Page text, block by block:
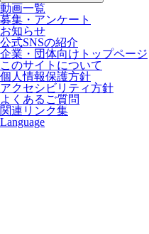
動画一覧
募集・アンケート
お知らせ
公式SNSの紹介
企業・団体向けトップページ
このサイトについて
個人情報保護方針
アクセシビリティ方針
よくあるご質問
関連リンク集
Language